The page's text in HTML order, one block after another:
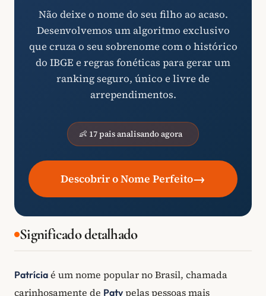
Não deixe o nome do seu filho ao acaso.
Desenvolvemos um algoritmo exclusivo
que cruza o seu sobrenome com o histórico
do IBGE e regras fonéticas para gerar um
ranking seguro, único e livre de
arrependimentos.
👶 17 pais analisando agora
Descobrir o Nome Perfeito→
Significado detalhado
Patrícia é um nome popular no Brasil, chamada
carinhosamente de Paty pelas pessoas mais